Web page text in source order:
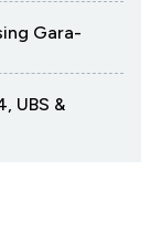
Gara-
UBS &